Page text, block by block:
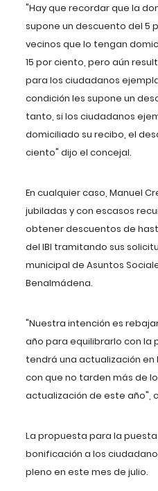
"Hay que recordar que la
supone un descuento del 5
vecinos que lo tengan
15 por ciento, pero aún
para los ciudadanos
condición les supone un
tanto, si los ciudadanos
domiciliado su recibo, el
ciento" dijo el concejal.
En cualquier caso, Manuel
jubiladas y con escasos
obtener descuentos de
del IBI tramitando sus
municipal de Asuntos
Benalmádena.
"Nuestra intención es
año para equilibrarlo con la
tendrá una actualización en
con que no tarden más de
actualización de este año",
La propuesta para la
bonificación a los
pleno en este mes de julio.